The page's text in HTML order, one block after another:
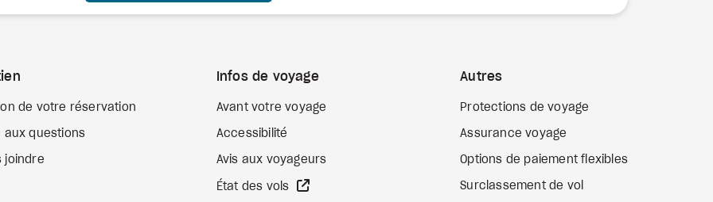
de votre réservation
aux questions
joindre
Infos de voyage
Avant votre voyage
Accessibilité
Avis aux voyageurs
État des vols
Autres
Protections de voyage
Assurance voyage
Options de paiement flexibles
Surclassement de vol